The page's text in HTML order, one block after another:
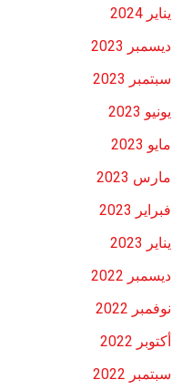
يناير 2024
ديسمبر 2023
سبتمبر 2023
يونيو 2023
مايو 2023
مارس 2023
فبراير 2023
يناير 2023
ديسمبر 2022
نوفمبر 2022
أكتوبر 2022
سبتمبر 2022